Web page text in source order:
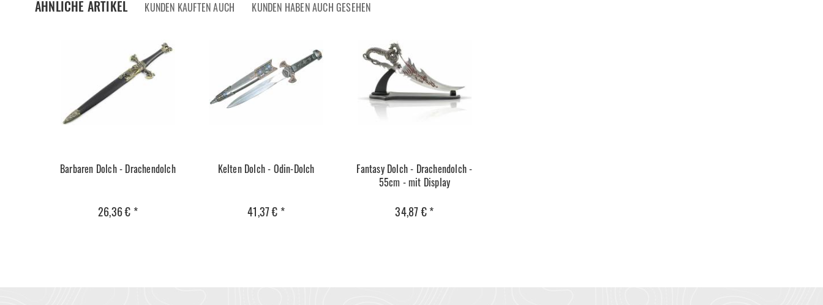
ÄHNLICHE ARTIKEL KUNDEN KAUFTEN AUCH KUNDEN HABEN AUCH GESEHEN
Barbaren Dolch - Drachendolch
26,36 € *
Kelten Dolch - Odin-Dolch
41,37 € *
Fantasy Dolch - Drachendolch -
55cm - mit Display
34,87 € *